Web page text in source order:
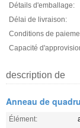
Détails d'emballage:
Délai de livraison:
Conditions de
Capacité
description de
Anneau de
Élément: